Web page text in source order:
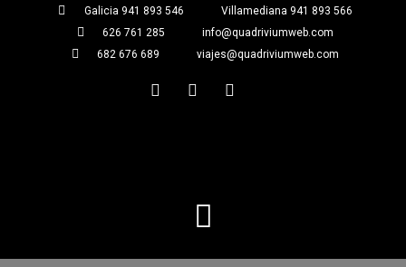
Galicia 941 893 546
Villamediana 941 893 566
626 761 285
info@quadriviumweb.com
682 676 689
viajes@quadriviumweb.com